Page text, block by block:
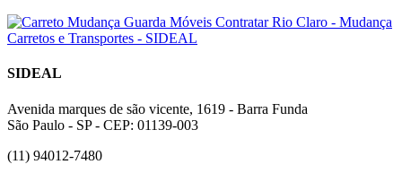
SIDEAL
Avenida marques de são vicente, 1619 - Barra Funda
São Paulo - SP - CEP: 01139-003
(11) 94012-7480